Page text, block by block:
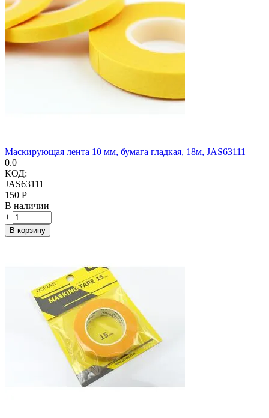
Маскирующая лента 10 мм, бумага гладкая, 18м, JAS63111
0.0
КОД:
JAS63111
‍150‍ Р
В наличии
+
−
В корзину